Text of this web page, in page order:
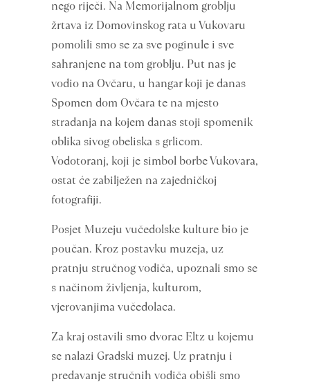
nego riječi. Na Memorijalnom groblju
žrtava iz Domovinskog rata u Vukovaru
pomolili smo se za sve poginule i sve
sahranjene na tom groblju. Put nas je
vodio na Ovčaru, u hangar koji je danas
Spomen dom Ovčara te na mjesto
stradanja na kojem danas stoji spomenik
oblika sivog obeliska s grlicom.
Vodotoranj, koji je simbol borbe Vukovara,
ostat će zabilježen na zajedničkoj
fotografiji.
Posjet Muzeju vučedolske kulture bio je
poučan. Kroz postavku muzeja, uz
pratnju stručnog vodiča, upoznali smo se
s načinom življenja, kulturom,
vjerovanjima vučedolaca.
Za kraj ostavili smo dvorac Eltz u kojemu
se nalazi Gradski muzej. Uz pratnju i
predavanje stručnih vodiča obišli smo